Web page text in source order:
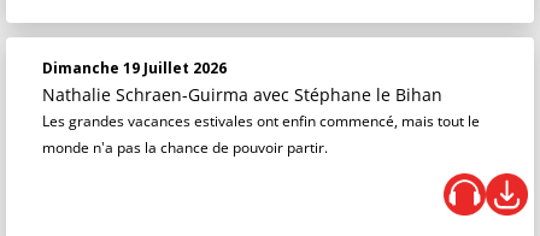
Dimanche 19 Juillet 2026
Nathalie Schraen-Guirma avec Stéphane le Bihan
Les grandes vacances estivales ont enfin commencé, mais tout le
monde n'a pas la chance de pouvoir partir.